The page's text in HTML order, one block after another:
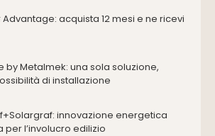
e sicurezza
manuali
acquista 12 mesi e ne ricevi
by Metalmek: una sola soluzione,
di installazione
innovazione energetica
per l’involucro edilizio